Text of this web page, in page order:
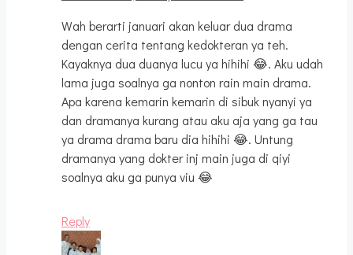
Wah berarti januari akan keluar dua drama
dengan cerita tentang kedokteran ya teh.
Kayaknya dua duanya lucu ya hihihi 😂. Aku udah
lama juga soalnya ga nonton rain main drama.
Apa karena kemarin kemarin di sibuk nyanyi ya
dan dramanya kurang atau aku aja yang ga tau
ya drama drama baru dia hihihi 😂. Untung
dramanya yang dokter inj main juga di qiyi
soalnya aku ga punya viu 😂
Reply